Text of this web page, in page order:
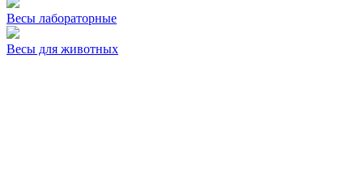
Весы лабораторные
Весы для животных